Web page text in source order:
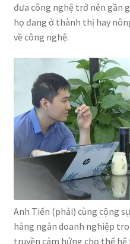
đưa công nghệ trở nên gần
họ đang ở thành thị hay
về công nghệ.
Anh Tiến (phải) cùng cộng
hàng ngàn doanh nghiệp
truyền cảm hứng cho thế